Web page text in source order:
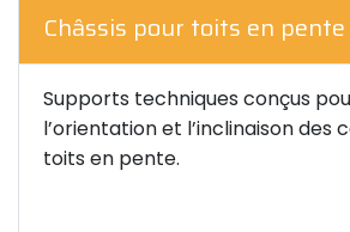
Châssis pour toits en pente
Supports techniques conçus
l’orientation et l’inclinaison des
toits en pente.